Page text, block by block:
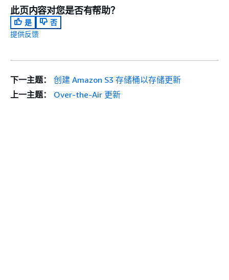
此页内容对您是否有帮助？
是
否
提供反馈
下一主题：
创建 Amazon S3 存储桶以存储更新
上一主题：
Over-the-Air 更新